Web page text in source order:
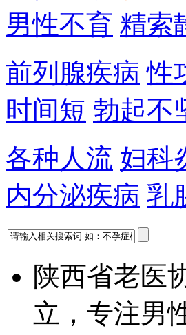
男性不育 精索
前列腺疾病 性
时间短 勃起不
各种人流 妇科
内分泌疾病 乳
陕西省老医
立，专注男